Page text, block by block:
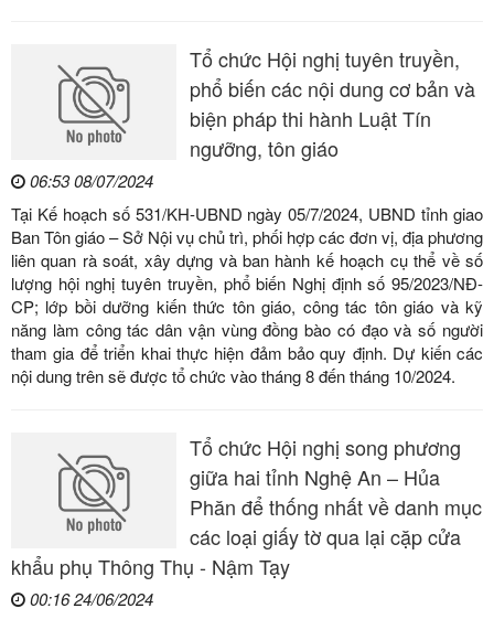
Tổ chức Hội nghị tuyên truyền,
phổ biến các nội dung cơ bản và
biện pháp thi hành Luật Tín
ngưỡng, tôn giáo
06:53 08/07/2024
Tại Kế hoạch số 531/KH-UBND ngày 05/7/2024, UBND tỉnh giao
Ban Tôn giáo – Sở Nội vụ chủ trì, phối hợp các đơn vị, địa phương
liên quan rà soát, xây dựng và ban hành kế hoạch cụ thể về số
lượng hội nghị tuyên truyền, phổ biến Nghị định số 95/2023/NĐ-
CP; lớp bồi dưỡng kiến thức tôn giáo, công tác tôn giáo và kỹ
năng làm công tác dân vận vùng đồng bào có đạo và số người
tham gia để triển khai thực hiện đảm bảo quy định. Dự kiến các
nội dung trên sẽ được tổ chức vào tháng 8 đến tháng 10/2024.
Tổ chức Hội nghị song phương
giữa hai tỉnh Nghệ An – Hủa
Phăn để thống nhất về danh mục
các loại giấy tờ qua lại cặp cửa
khẩu phụ Thông Thụ - Nậm Tạy
00:16 24/06/2024